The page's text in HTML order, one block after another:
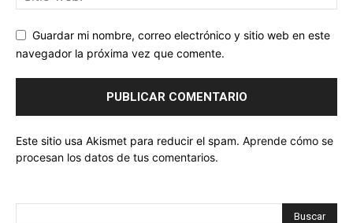
Guardar mi nombre, correo electrónico y sitio web en este
navegador la próxima vez que comente.
Este sitio usa Akismet para reducir el spam. Aprende cómo se
procesan los datos de tus comentarios.